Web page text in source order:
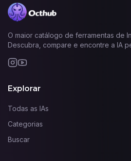
O maior catálogo de ferramentas de
Descubra, compare e encontre a IA
Explorar
Todas as IAs
Categorias
Buscar